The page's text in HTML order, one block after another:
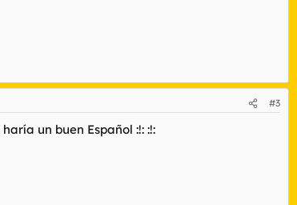
#3
un buen Español :!: :!: